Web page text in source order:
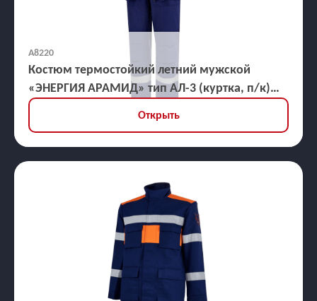
А8220
Костюм термостойкий летний мужской
«ЭНЕРГИЯ АРАМИД» тип АЛ-3 (куртка, п/к)
21,2 кал/кв.см
Открыть